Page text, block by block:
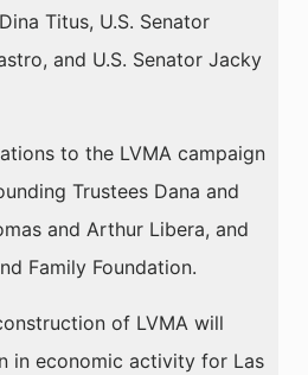
Titus, U.S. Senator
and U.S. Senator Jacky
to the LVMA campaign
Trustees Dana and
and Arthur Libera, and
Family Foundation.
of LVMA will
in economic activity for Las